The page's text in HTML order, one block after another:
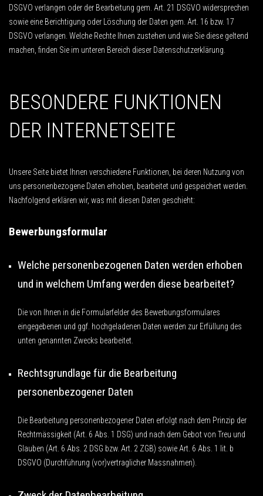
DSGVO verlangen oder der Bearbeitung gem. Art. 21 DSGVO widersprechen
sowie eine Berichtigung oder Löschung der Daten gem. Art. 16 bzw. 17
DSGVO verlangen. Welche Rechte Ihnen zustehen und wie Sie diese geltend
machen, finden Sie im unteren Bereich dieser Datenschutzerklärung.
BESONDERE FUNKTIONEN
DER INTERNETSEITE
Unsere Seite bietet Ihnen verschiedene Funktionen, bei deren Nutzung von
uns personenbezogene Daten erhoben, bearbeitet und gespeichert werden.
Nachfolgend erklären wir, was mit diesen Daten geschieht:
Bewerbungsformular
Welche personenbezogenen Daten werden erhoben
und in welchem Umfang werden diese bearbeitet?
Die von Ihnen in die Formularfelder des Bewerbungsformulares
eingegebenen und ggf. hochgeladenen Daten werden zur Erfüllung des
unten genannten Zwecks bearbeitet.
Rechtsgrundlage für die Bearbeitung
personenbezogener Daten
Die Bearbeitung personenbezogener Daten erfolgt nach dem Prinzip der
Rechtmässigkeit (Art. 6 Abs. 1 DSG) und nach dem Gebot von Treu und
Glauben (Art. 6 Abs. 2 DSG bzw. Art. 2 ZGB) sowie Art. 6 Abs. 1 lit. b
DSGVO (Durchführung (vor)vertraglicher Massnahmen).